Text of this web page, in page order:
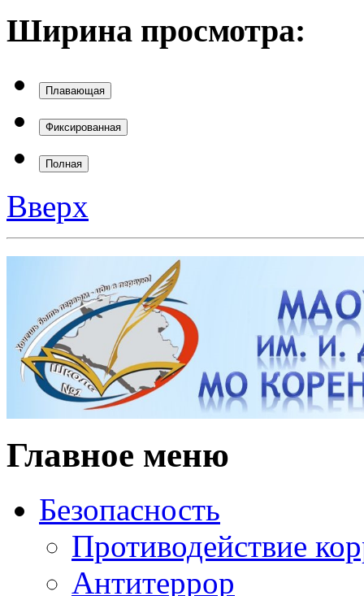
Полная
Вверх
Главное меню
Безопасность
Противодействие
Антитеррор
Политика в
данных
Дистанционное